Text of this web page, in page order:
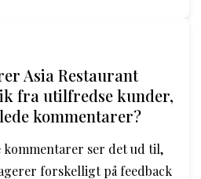
Asia Restaurant
fra utilfredse kunder,
kommentarer?
kommentarer ser det ud til,
forskelligt på feedback